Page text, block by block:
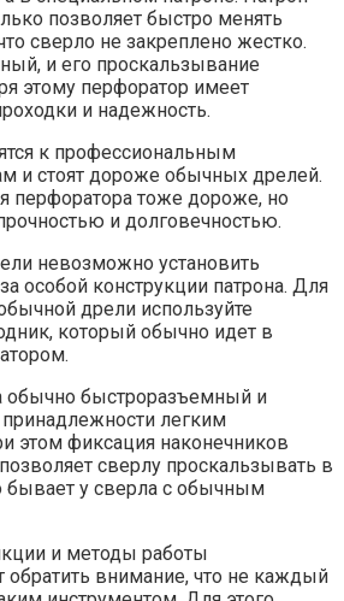
позволяет быстро менять
сверло не закреплено жестко.
и его проскальзывание
этому перфоратор имеет
и надежность.
к профессиональным
и стоят дороже обычных дрелей.
перфоратора тоже дороже, но
и долговечностью.
невозможно установить
особой конструкции патрона. Для
дрели используйте
который обычно идет в
обычно быстроразъемный и
легким
этом фиксация наконечников
сверлу проскальзывать в
бывает у сверла с обычным
и методы работы
обратить внимание, что не каждый